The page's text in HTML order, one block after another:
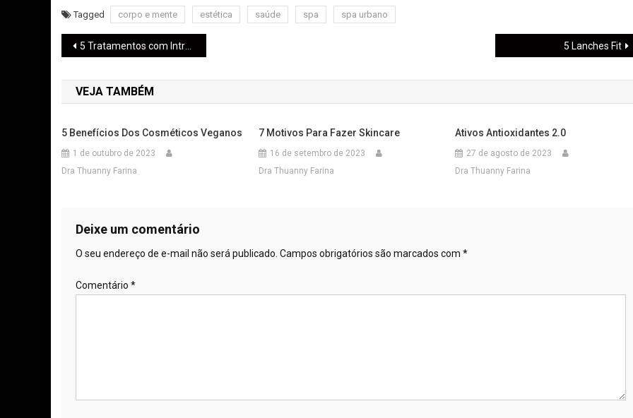
Tagged corpo e mente estética saúde spa spa urbano
5 Tratamentos com Intradermoterapia 5 Lanches Fit
VEJA TAMBÉM
5 Benefícios Dos Cosméticos Veganos
1 de outubro de 2023
Dra Thuanny Farina
7 Motivos Para Fazer Skincare
16 de setembro de 2023
Dra Thuanny Farina
Ativos Antioxidantes 2.0
27 de agosto de 2023
Dra Thuanny Farina
Deixe um comentário
O seu endereço de e-mail não será publicado. Campos obrigatórios são marcados com *
Comentário *